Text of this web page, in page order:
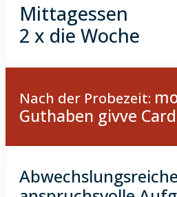
Mittagessen
2 x die Woche
Nach der Probezeit:
Guthaben givve Card